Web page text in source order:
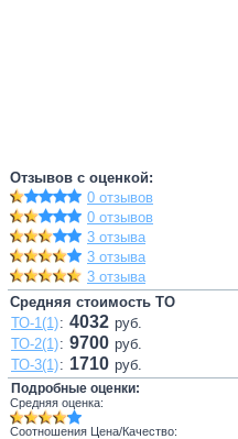
Отзывов с оценкой:
0 отзывов
0 отзывов
3 отзыва
3 отзыва
3 отзыва
Средняя стоимость ТО
ТО-1(1): 4032 руб.
ТО-2(1): 9700 руб.
ТО-3(1): 1710 руб.
Подробные оценки:
Средняя оценка:
Соотношения Цена/Качество: